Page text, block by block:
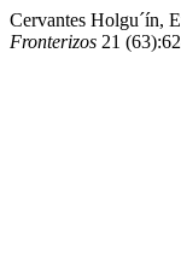
Cervantes Holgu´ín,
Fronterizos 21